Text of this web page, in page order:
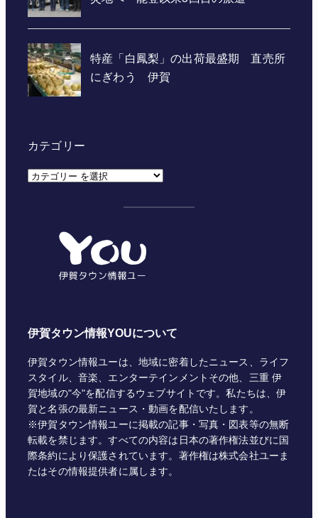
カテゴリー
カ
伊賀タウン情報YOUについて
伊賀タウン情報ユーは、地域に密着したニュース、ライフ
スタイル、音楽、エンターテインメントその他、三重 伊
賀地域の"今"を配信するウェブサイトです。私たちは、伊
賀と名張の最新ニュース・動画を配信いたします。
※伊賀タウン情報ユーに掲載の記事・写真・図表等の無断
転載を禁じます。すべての内容は日本の著作権法並びに国
際条約により保護されています。著作権は株式会社ユーま
たはその情報提供者に属します。